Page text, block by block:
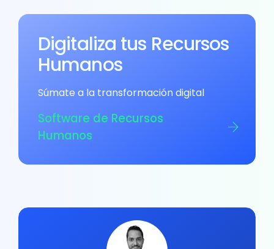
Digitaliza tus Recursos
Humanos
Súmate a la transformación digital
Software de Recursos
Humanos